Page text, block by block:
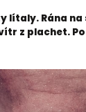
lítaly. Rána na
z plachet.